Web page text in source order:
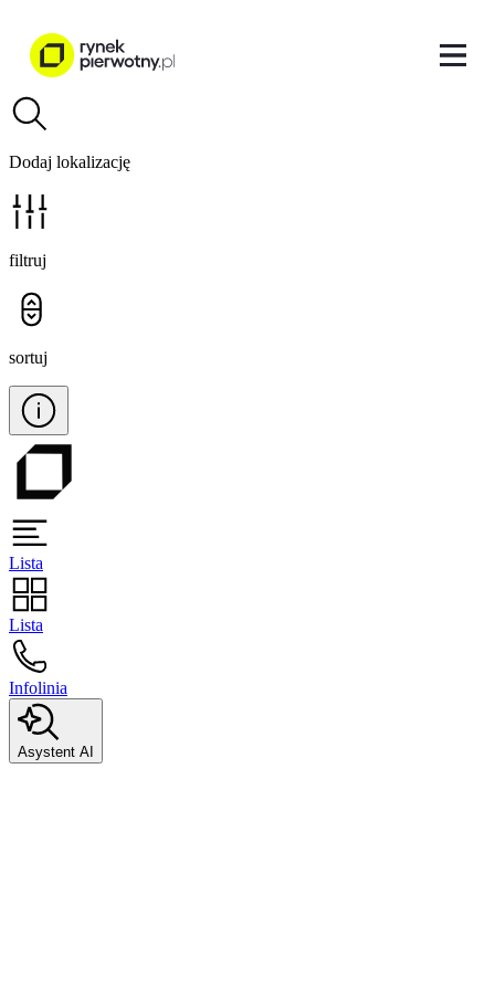
Dodaj lokalizację
filtruj
sortuj
Lista
Lista
Infolinia
Asystent AI